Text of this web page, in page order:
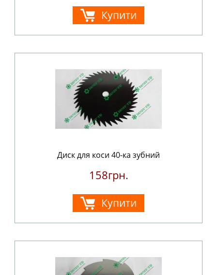
Купити
Диск для коси 40-ка зубний
158грн.
Купити